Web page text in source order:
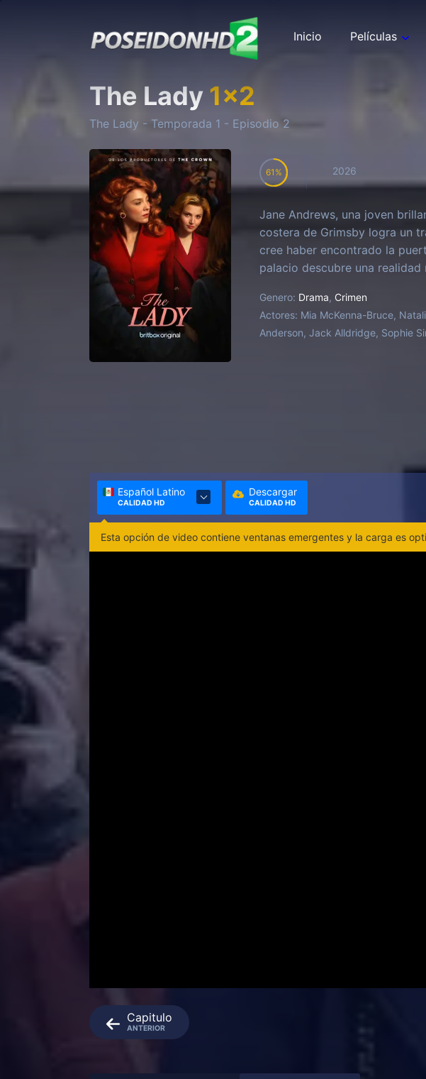
Inicio Películas
The Lady 1x2
The Lady - Temporada 1 - Episodio 2
61 2026
Jane Andrews, una joven
costera de Grimsby logra un
cree haber encontrado la
palacio descubre una
constante sensación de no
cada oportunidad –a cada
mundo empieza a fracturar
construida sobre la necesidad
Genero: Drama, Crimen
Actores: Mia McKenna-Bruce,
Anderson, Jack Alldridge, Sophie
Español Latino
CALIDAD HD
Descargar
CALIDAD HD
Esta opción de video contiene ventanas emergentes y la carga es
Capitulo
ANTERIOR